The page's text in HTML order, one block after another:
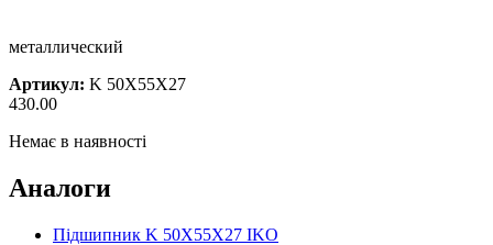
металлический
Артикул: K 50X55X27
430.00
Немає в наявності
Аналоги
Підшипник K 50X55X27 IKO